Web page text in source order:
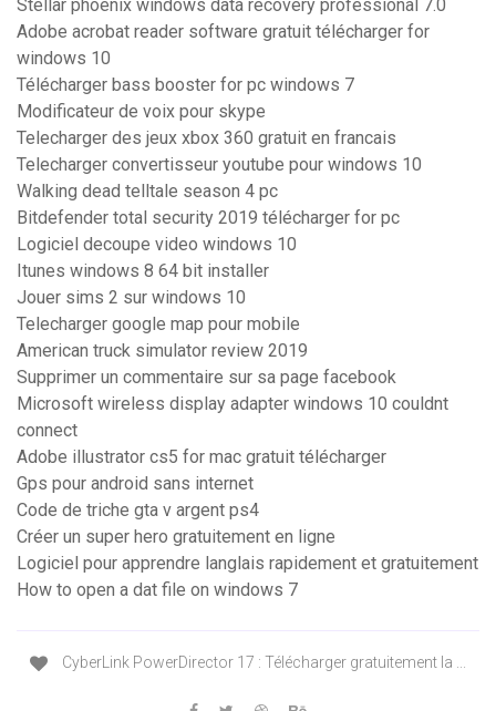
Stellar phoenix windows data recovery professional 7.0
Adobe acrobat reader software gratuit télécharger for
windows 10
Télécharger bass booster for pc windows 7
Modificateur de voix pour skype
Telecharger des jeux xbox 360 gratuit en francais
Telecharger convertisseur youtube pour windows 10
Walking dead telltale season 4 pc
Bitdefender total security 2019 télécharger for pc
Logiciel decoupe video windows 10
Itunes windows 8 64 bit installer
Jouer sims 2 sur windows 10
Telecharger google map pour mobile
American truck simulator review 2019
Supprimer un commentaire sur sa page facebook
Microsoft wireless display adapter windows 10 couldnt
connect
Adobe illustrator cs5 for mac gratuit télécharger
Gps pour android sans internet
Code de triche gta v argent ps4
Créer un super hero gratuitement en ligne
Logiciel pour apprendre langlais rapidement et gratuitement
How to open a dat file on windows 7
CyberLink PowerDirector 17 : Télécharger gratuitement la ...